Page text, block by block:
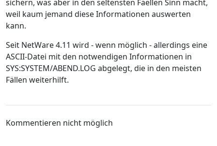
sichern, was aber in den seltensten Faellen Sinn macht,
weil kaum jemand diese Informationen auswerten
kann.
Seit NetWare 4.11 wird - wenn möglich - allerdings eine
ASCII-Datei mit den notwendigen Informationen in
SYS:SYSTEM/ABEND.LOG abgelegt, die in den meisten
Fällen weiterhilft.
Kommentieren nicht möglich